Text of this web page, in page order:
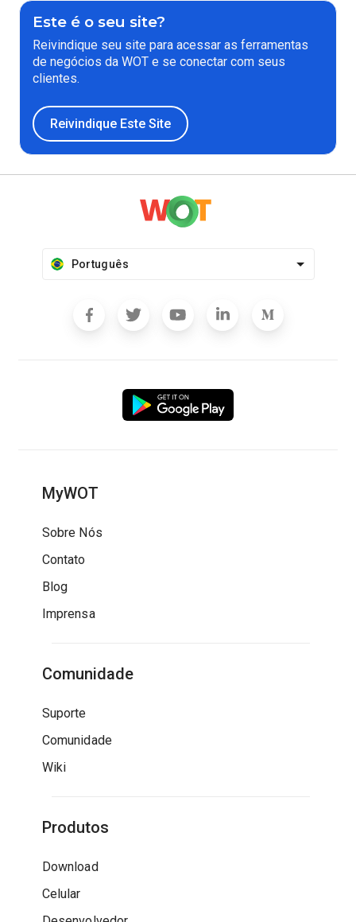
Este é o seu site?
Reivindique seu site para acessar as ferramentas
de negócios da WOT e se conectar com seus
clientes.
Reivindique Este Site
Português
MyWOT
Sobre Nós
Contato
Blog
Imprensa
Comunidade
Suporte
Comunidade
Wiki
Produtos
Download
Celular